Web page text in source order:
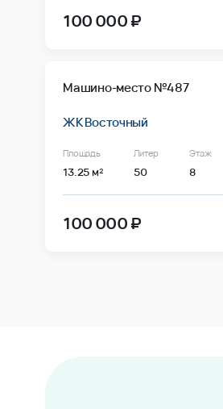
100 000 ₽
Машино-место №487
ЖК Восточный
Площадь
13.25 м²
Литер
50
Этаж
8
100 000 ₽